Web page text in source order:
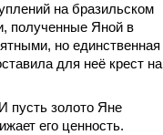
на бразильском
полученные Яной в
но единственная
для неё крест на
пусть золото Яне
его ценность.